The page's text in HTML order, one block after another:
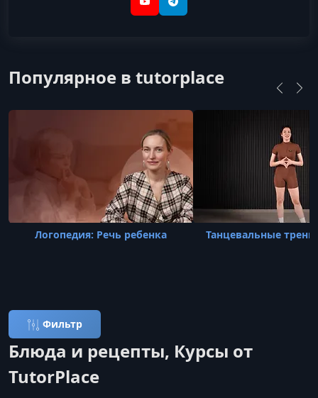
YouTubeTelegram
Популярное в tutorplace
Логопедия: Речь ребенка Танцевальные
Фильтр
Блюда и рецепты, Курсы от
TutorPlace